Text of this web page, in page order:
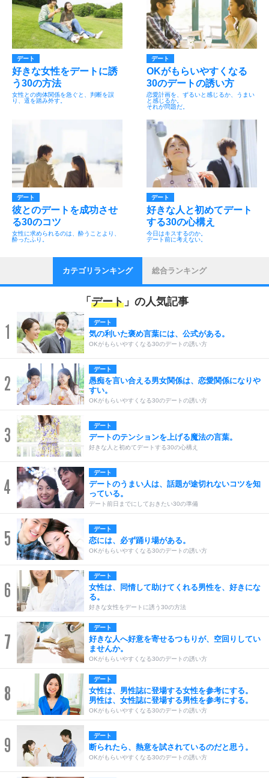
デート
好きな女性をデートに誘
う30の方法
女性との肉体関係を急ぐと、判断を誤
り、道を踏み外す。
デート
OKがもらいやすくなる
30のデートの誘い方
恋愛計画を、ずるいと感じるか、うまい
と感じるか。
それが問題だ。
デート
彼とのデートを成功させ
る30のコツ
女性に求められるのは、酔うことより、
酔ったふり。
デート
好きな人と初めてデート
する30の心構え
今日はキスするのか。
デート前に考えない。
カテゴリランキング 総合ランキング
「 デート 」の人気記事
1 デート
気の利いた褒め言葉には、公式がある。
OKがもらいやすくなる30のデートの誘い方
2
デート
愚痴を言い合える男女関係は、恋愛関係になりや
すい。
OKがもらいやすくなる30のデートの誘い方
3 デート
デートのテンションを上げる魔法の言葉。
好きな人と初めてデートする30の心構え
4
デート
デートのうまい人は、話題が途切れないコツを知
っている。
デート前日までにしておきたい30の準備
5 デート
恋には、必ず踊り場がある。
OKがもらいやすくなる30のデートの誘い方
6
デート
女性は、同情して助けてくれる男性を、好きにな
る。
好きな女性をデートに誘う30の方法
7
デート
好きな人へ好意を寄せるつもりが、空回りしてい
ませんか。
OKがもらいやすくなる30のデートの誘い方
8
デート
女性は、男性誌に登場する女性を参考にする。
男性は、女性誌に登場する男性を参考にする。
OKがもらいやすくなる30のデートの誘い方
9 デート
断られたら、熱意を試されているのだと思う。
OKがもらいやすくなる30のデートの誘い方